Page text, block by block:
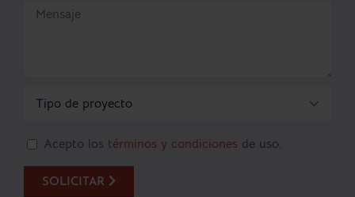

Acepto los términos y condiciones de uso.
SOLICITAR